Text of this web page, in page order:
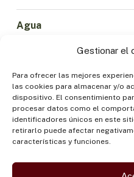
Gestionar el
Para ofrecer las mejores
las cookies para almacenar y/o
dispositivo. El consentimiento
procesar datos como el
identificadores únicos en este
retirarlo puede afectar
características y funciones.
Agua
Economía Sostenible
Bosques y Biodiversidad
Institucionalidad
Participación
Pueblos Indígenas